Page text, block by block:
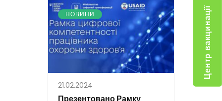
НОВИНИ
21.02.2024
Центр вакцинації